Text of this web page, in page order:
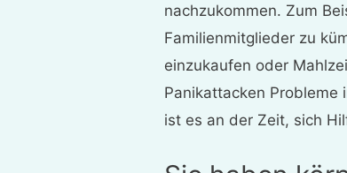
nachzukommen. Zum
Familienmitglieder zu
einzukaufen oder
Panikattacken Probleme
ist es an der Zeit, sich